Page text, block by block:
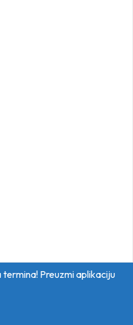
Preuzmi aplikaciju